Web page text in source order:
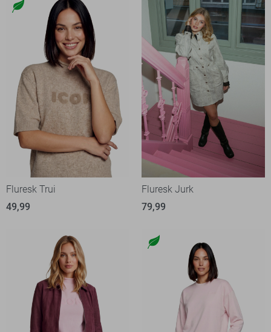
Fluresk Trui
49,99
Fluresk Jurk
79,99